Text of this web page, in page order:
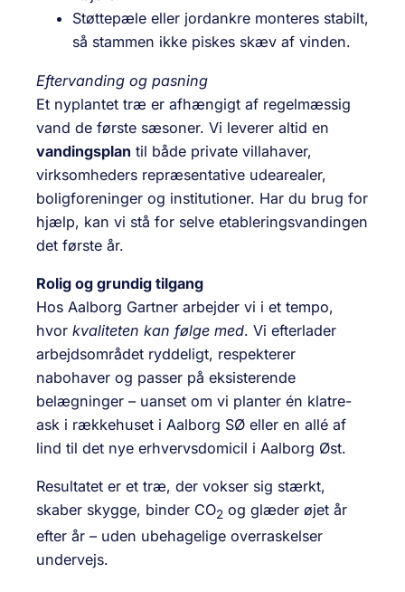
Støttepæle eller jordankre monteres stabilt,
så stammen ikke piskes skæv af vinden.
Eftervanding og pasning
Et nyplantet træ er afhængigt af regelmæssig
vand de første sæsoner. Vi leverer altid en
vandingsplan til både private villahaver,
virksomheders repræsentative udearealer,
boligforeninger og institutioner. Har du brug for
hjælp, kan vi stå for selve etableringsvandingen
det første år.
Rolig og grundig tilgang
Hos Aalborg Gartner arbejder vi i et tempo,
hvor kvaliteten kan følge med. Vi efterlader
arbejdsområdet ryddeligt, respekterer
nabohaver og passer på eksisterende
belægninger – uanset om vi planter én klatre-
ask i rækkehuset i Aalborg SØ eller en allé af
lind til det nye erhvervsdomicil i Aalborg Øst.
Resultatet er et træ, der vokser sig stærkt,
skaber skygge, binder CO2 og glæder øjet år
efter år – uden ubehagelige overraskelser
undervejs.